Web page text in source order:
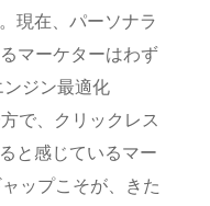
現在、パーソナラ
マーケターはわず
ジン最適化
で、クリックレス
と感じているマー
ップこそが、きた